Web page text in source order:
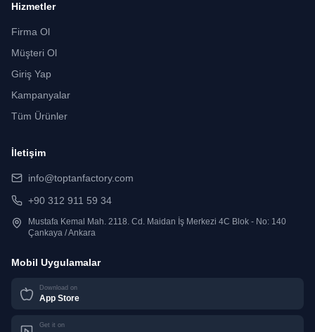
Hizmetler
Firma Ol
Müşteri Ol
Giriş Yap
Kampanyalar
Tüm Ürünler
İletişim
info@toptanfactory.com
+90 312 911 59 34
Mustafa Kemal Mah. 2118. Cd. Maidan İş Merkezi 4C Blok - No: 140
Çankaya / Ankara
Mobil Uygulamalar
Download on
App Store
Get it on